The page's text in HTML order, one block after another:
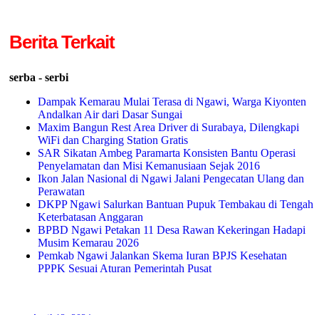
Berita Terkait
serba - serbi
Dampak Kemarau Mulai Terasa di Ngawi, Warga Kiyonten
Andalkan Air dari Dasar Sungai
Maxim Bangun Rest Area Driver di Surabaya, Dilengkapi
WiFi dan Charging Station Gratis
SAR Sikatan Ambeg Paramarta Konsisten Bantu Operasi
Penyelamatan dan Misi Kemanusiaan Sejak 2016
Ikon Jalan Nasional di Ngawi Jalani Pengecatan Ulang dan
Perawatan
DKPP Ngawi Salurkan Bantuan Pupuk Tembakau di Tengah
Keterbatasan Anggaran
BPBD Ngawi Petakan 11 Desa Rawan Kekeringan Hadapi
Musim Kemarau 2026
Pemkab Ngawi Jalankan Skema Iuran BPJS Kesehatan
PPPK Sesuai Aturan Pemerintah Pusat